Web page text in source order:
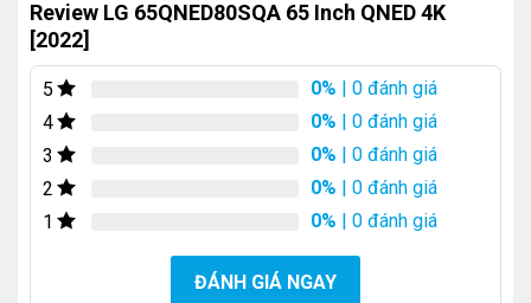
Review LG 65QNED80SQA 65 Inch QNED 4K
[2022]
5 0% | 0 đánh giá
4
0% | 0 đánh giá
3
0% | 0 đánh giá
2
0% | 0 đánh giá
1
0% | 0 đánh giá
ĐÁNH GIÁ NGAY